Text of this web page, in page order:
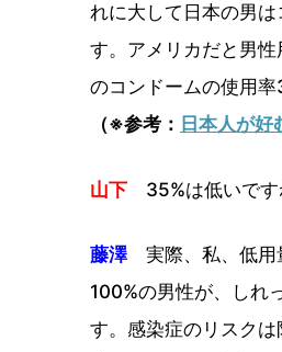
れに大して日本の男
す。アメリカだと男
のコンドームの使用
（※参考： 日本人が
山下 35%は低いです
藤澤実際、私、低用
100%の男性が、しれ
す。感染症のリスク